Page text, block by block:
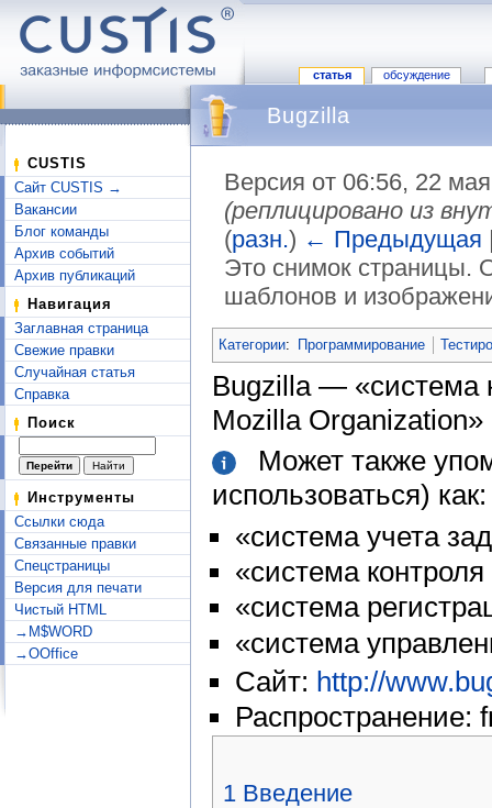
статья обсуждение
CUSTIS
Сайт CUSTIS →
Вакансии
Блог команды
Архив событий
Архив публикаций
Навигация
Заглавная страница
Свежие правки
Случайная статья
Справка
Поиск
Инструменты
Ссылки сюда
Связанные правки
Спецстраницы
Версия для печати
Чистый HTML
→M$WORD
→OOffice
Bugzilla
Версия от 06:56, 22
(реплицировано из
(разн.) ← Предыдущая
Это снимок страницы.
шаблонов и
Категории: Программирование
Bugzilla — «система
Mozilla Organization»
Может также
использоваться) как:
«система учета
«система
«система
«система
Сайт: http://
Распространение:
1 Введение